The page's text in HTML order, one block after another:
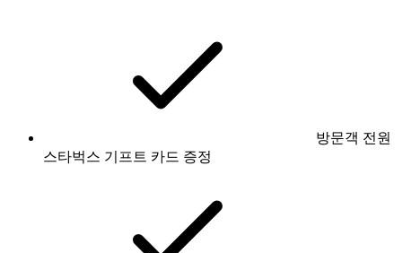
방문객 전원
스타벅스 기프트 카드 증정